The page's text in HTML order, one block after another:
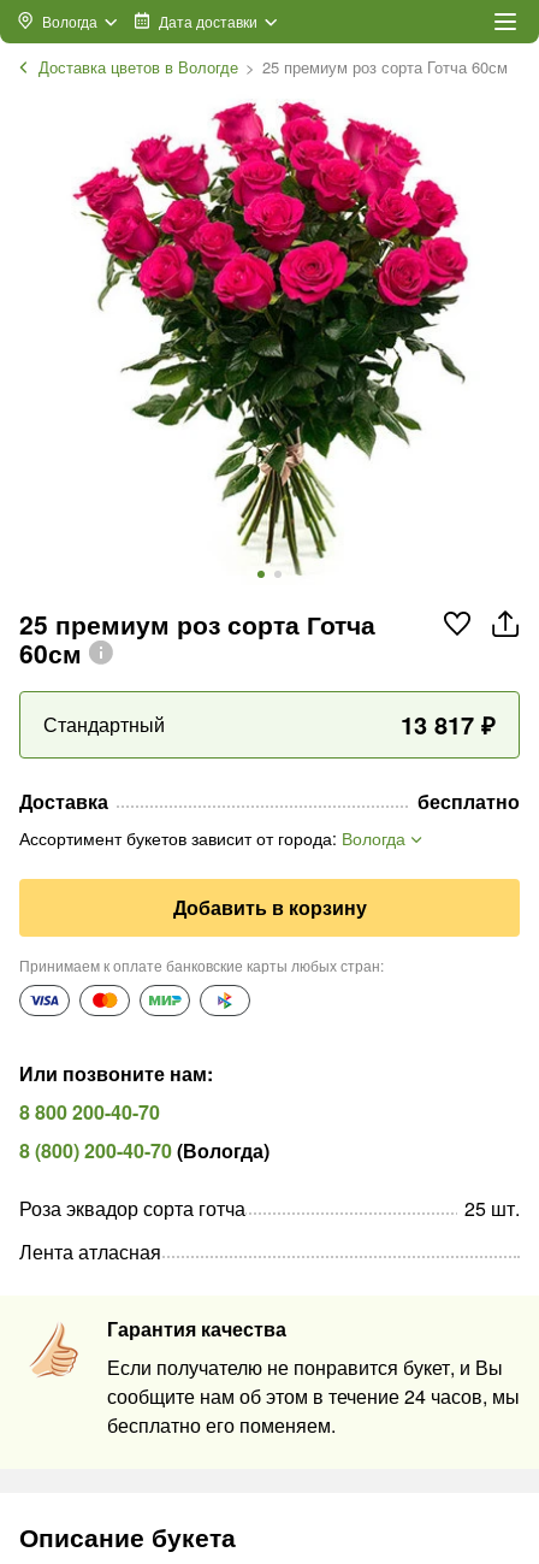
Вологда Дата доставки
Доставка цветов в Вологде 25 премиум роз сорта Готча 60см
25 премиум роз сорта Готча
60см
Стандартный 13 817 ₽
Доставка бесплатно
Ассортимент букетов зависит от города: Вологда
Добавить в корзину
Принимаем к оплате банковские карты любых стран:
Или позвоните нам:
8 800 200-40-70
8 (800) 200-40-70(Вологда)
Гарантия качества
Если получателю не понравится букет, и Вы
сообщите нам об этом в течение 24 часов, мы
бесплатно его поменяем.
Роза эквадор сорта готча 25 шт.
Лента атласная
Описание букета